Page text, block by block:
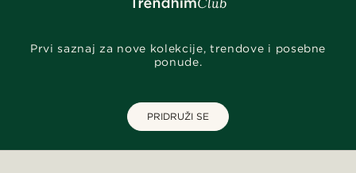
Prvi saznaj za nove kolekcije, trendove i posebne
ponude.
PRIDRUŽI SE